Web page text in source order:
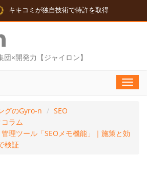
キキコミが独自技術で特許を取得
×開発力【ジャイロン】
グのGyro-n
SEO
ラム
理ツール「SEOメモ機能」｜施策と効
検証